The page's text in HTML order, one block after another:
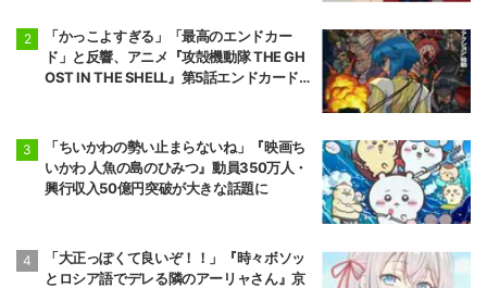
「かっこよすぎる」「最高のエンドカー
ド」と反響、アニメ『攻殻機動隊 THE GH
OST IN THE SHELL』第5話エンドカード公
「ちいかわの勢い止まらないね」『映画ち
いかわ 人魚の島のひみつ』動員350万人・
興行収入50億円突破が大きな話題に
「大正っぽくて良いぞ！！」『時々ボソッ
とロシア語でデレる隣のアーリャさん』京